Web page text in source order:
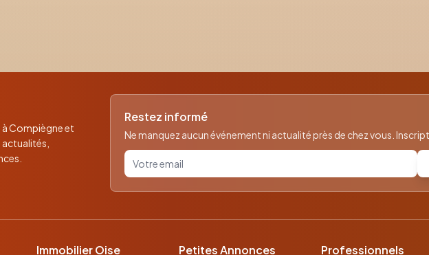
Compiègne et
Restez informé
Ne manquez aucun événement ni actualité près de chez vous.
Votre email pour la newsletter
Immobilier Oise Petites Annonces Professionnels